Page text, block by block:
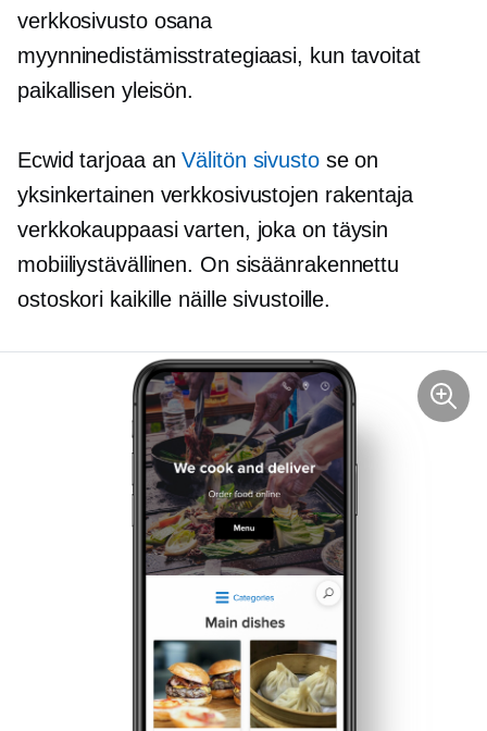
verkkosivusto osana
myynninedistämisstrategiaasi, kun tavoitat
paikallisen yleisön.
Ecwid tarjoaa anVälitön sivustose on
yksinkertainen verkkosivustojen rakentaja
verkkokauppaasi varten, joka on täysin
mobiiliystävällinen. On sisäänrakennettu
ostoskori kaikille näille sivustoille.